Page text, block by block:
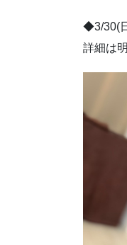
◆3/30(
詳細は